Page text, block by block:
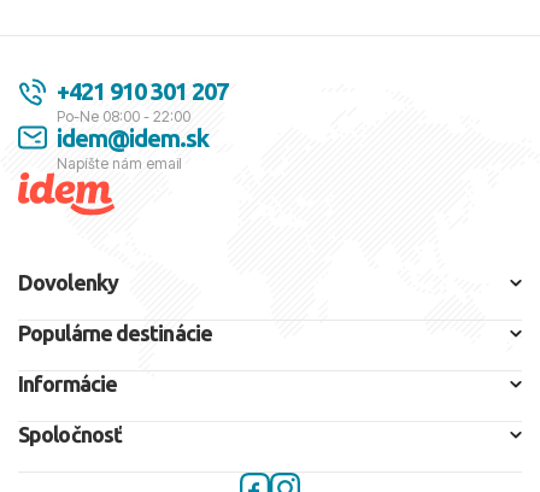
+421 910 301 207
Po-Ne 08:00 - 22:00
idem@idem.sk
Napíšte nám email
Dovolenky
Populárne destinácie
Informácie
Spoločnosť